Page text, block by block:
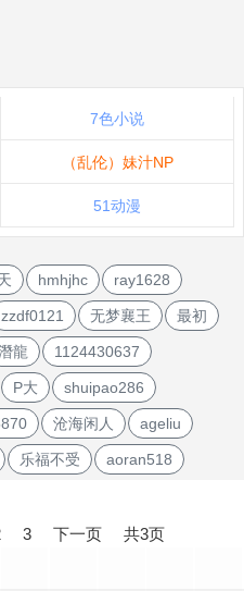
7色小说
（乱伦）妹汁NP
51动漫
hmhjhc ray1628
zzdf0121 无梦襄王 最初
龍 1124430637
P大 shuipao286
沧海闲人 ageliu
乐福不受 aoran518
3 下一页 共3页